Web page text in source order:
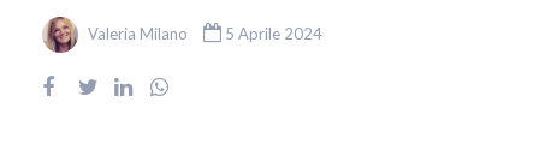
Valeria Milano 5 Aprile 2024